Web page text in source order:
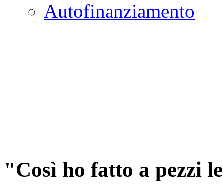
Autofinanziamento
"Così ho fatto a pezzi